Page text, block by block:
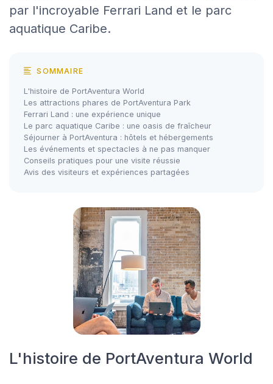
par l'incroyable Ferrari Land et le parc
aquatique Caribe.
SOMMAIRE
L'histoire de PortAventura World
Les attractions phares de PortAventura Park
Ferrari Land : une expérience unique
Le parc aquatique Caribe : une oasis de fraîcheur
Séjourner à PortAventura : hôtels et hébergements
Les événements et spectacles à ne pas manquer
Conseils pratiques pour une visite réussie
Avis des visiteurs et expériences partagées
L'histoire de PortAventura World